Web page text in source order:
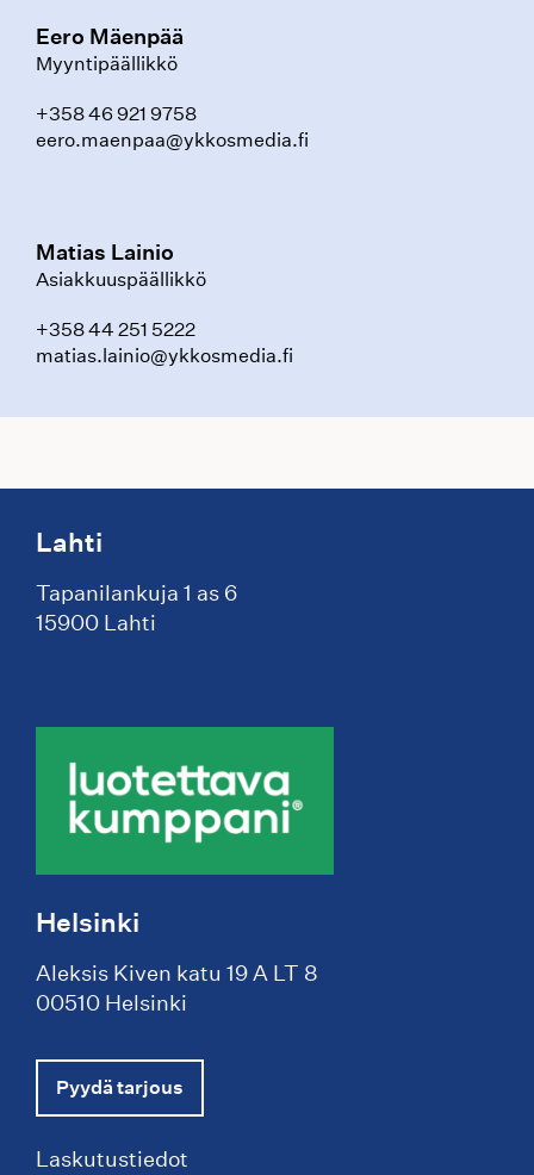
Eero Mäenpää
Myyntipäällikkö
+358 46 921 9758
eero.maenpaa@ykkosmedia.fi
Matias Lainio
Asiakkuuspäällikkö
+358 44 251 5222
matias.lainio@ykkosmedia.fi
Lahti
Tapanilankuja 1 as 6
15900 Lahti
Helsinki
Aleksis Kiven katu 19 A LT 8
00510 Helsinki
Pyydä tarjous
Laskutustiedot